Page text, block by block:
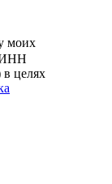
моих
целях